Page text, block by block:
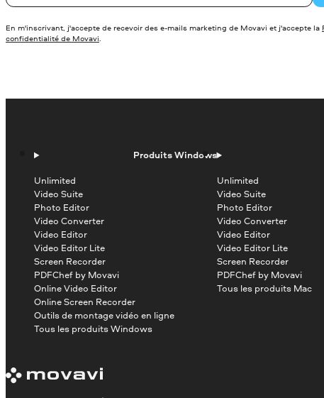
En m'inscrivant, j'accepte de recevoir des e-mails marketing de Movavi et j'accepte la
confidentialité de Movavi.
Produits Windows
Unlimited
Video Suite
Photo Editor
Video Converter
Video Editor
Video Editor Lite
Screen Recorder
PDFChef by Movavi
Online Video Editor
Online Screen Recorder
Outils de montage vidéo en ligne
Tous les produits Windows
Unlimited
Video Suite
Photo Editor
Video Converter
Video Editor
Video Editor Lite
Screen Recorder
PDFChef by Movavi
Tous les produits Mac